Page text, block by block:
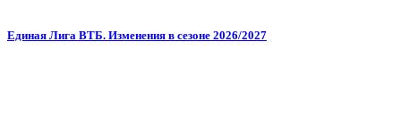
Единая Лига ВТБ. Изменения в сезоне 2026/2027